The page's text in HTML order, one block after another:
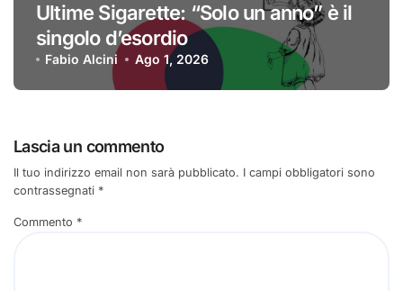
Ultime Sigarette: “Solo un anno” è il
singolo d’esordio
Fabio Alcini Ago 1, 2026
Lascia un commento
Il tuo indirizzo email non sarà pubblicato. I campi obbligatori sono
contrassegnati *
Commento *